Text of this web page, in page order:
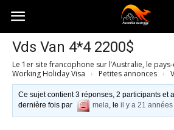
Australia-
australie.com
Vds Van 4*4 2200$
Le 1er site francophone sur l’Australie, le
Working Holiday Visa › Petites annonces ›
Ce sujet contient 3 réponses, 2 participants et
dernière fois par
mela, leil y a 21